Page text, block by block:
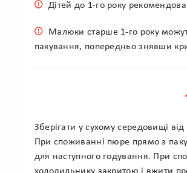
Дітей до 1-го року
Малюки старше 1-го року
пакування, попередньо знявши
Зберігати у сухому середовищі
При споживанні пюре прямо з
для наступного годування. При